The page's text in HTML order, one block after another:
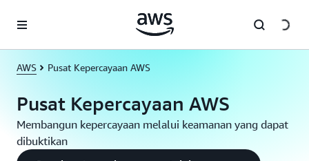
AWS Pusat Kepercayaan AWS
Pusat Kepercayaan AWS
Membangun kepercayaan melalui keamanan yang dapat
dibuktikan